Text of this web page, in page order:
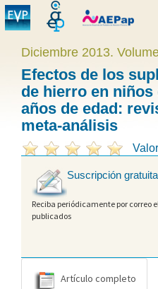
Diciembre 2013.
Efectos de los
de hierro en
años de edad:
meta-análisis
Suscripción
Reciba periódicamente por correo
publicados
Artículo completo